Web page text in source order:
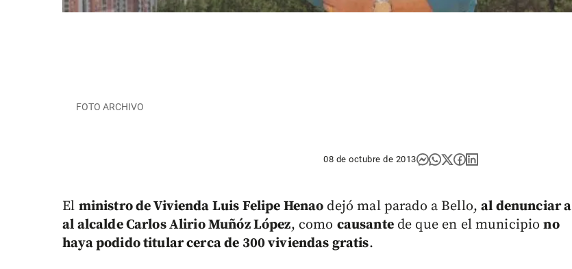
FOTO ARCHIVO
08 de octubre de 2013
El ministro de Vivienda Luis Felipe Henao dejó mal parado a Bello,al denunciar a
al alcalde Carlos Alirio Muñóz López, como causantede que en el municipiono
haya podido titular cerca de 300 viviendas gratis.